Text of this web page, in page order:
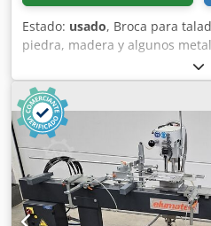
Estado: usado, Broca para
piedra, madera y algunos